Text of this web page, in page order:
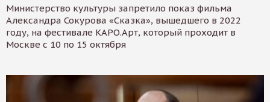
Министерство культуры запретило показ фильма
Александра Сокурова «Сказка», вышедшего в 2022
году, на фестивале КАРО.Арт, который проходит в
Москве с 10 по 15 октября